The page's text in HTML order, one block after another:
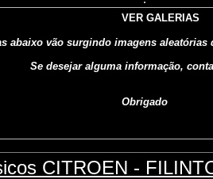
VER GALERIAS
abaixo vão surgindo imagens
Se desejar alguma informação,
Obrigado
CITROEN -